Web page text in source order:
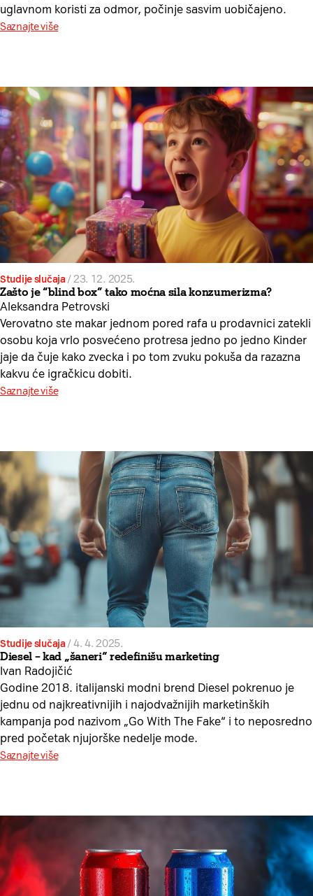
uglavnom koristi za odmor, počinje sasvim uobičajeno.
Saznajte više
Studije slučaja/23. 12. 2025.
Zašto je “blind box” tako moćna sila konzumerizma?
Aleksandra Petrovski
Verovatno ste makar jednom pored rafa u prodavnici zatekli
osobu koja vrlo posvećeno protresa jedno po jedno Kinder
jaje da čuje kako zvecka i po tom zvuku pokuša da razazna
kakvu će igračkicu dobiti.
Saznajte više
Studije slučaja/4. 4. 2025.
Diesel – kad „šaneri“ redefinišu marketing
Ivan Radojičić
Godine 2018. italijanski modni brend Diesel pokrenuo je
jednu od najkreativnijih i najodvažnijih marketinških
kampanja pod nazivom „Go With The Fake“ i to neposredno
pred početak njujorške nedelje mode.
Saznajte više